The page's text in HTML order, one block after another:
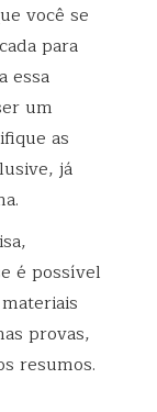
você se
para
essa
um
as
já
é possível
provas,
resumos.